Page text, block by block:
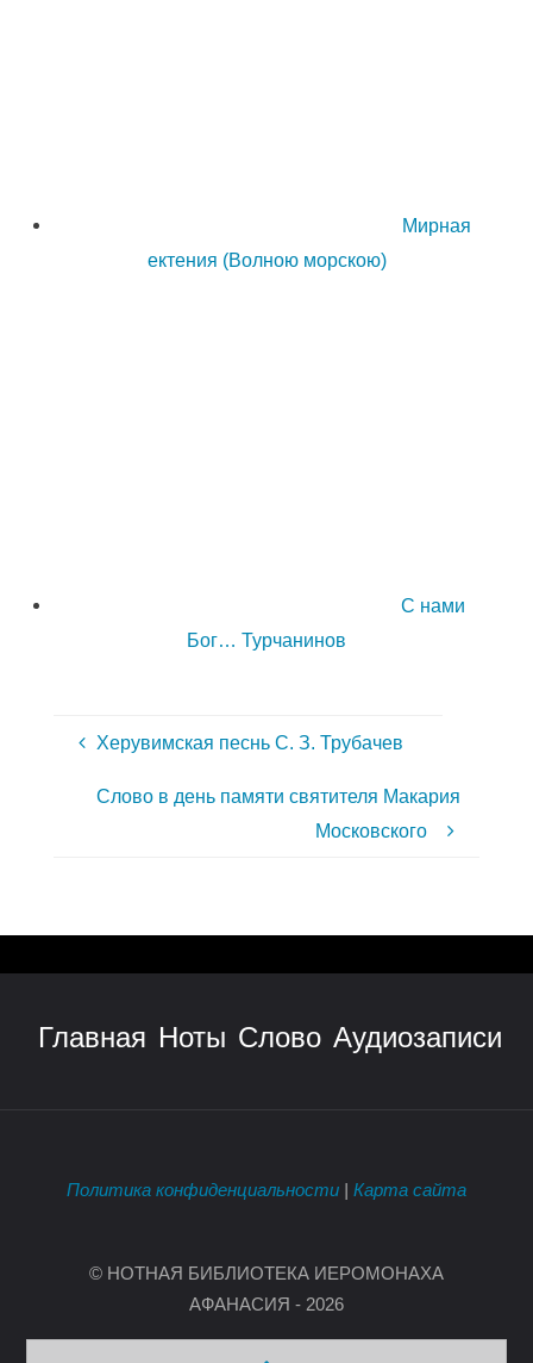
Мирная
ектения (Волною морскою)
С нами
Бог… Турчанинов
Херувимская песнь С. З. Трубачев
Слово в день памяти святителя Макария
Московского
Главная Ноты Слово Аудиозаписи
Политика конфиденциальности Карта сайта
© НОТНАЯ БИБЛИОТЕКА ИЕРОМОНАХА
АФАНАСИЯ - 2026